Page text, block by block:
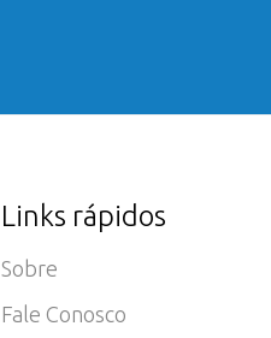
Links rápidos
Sobre
Fale Conosco